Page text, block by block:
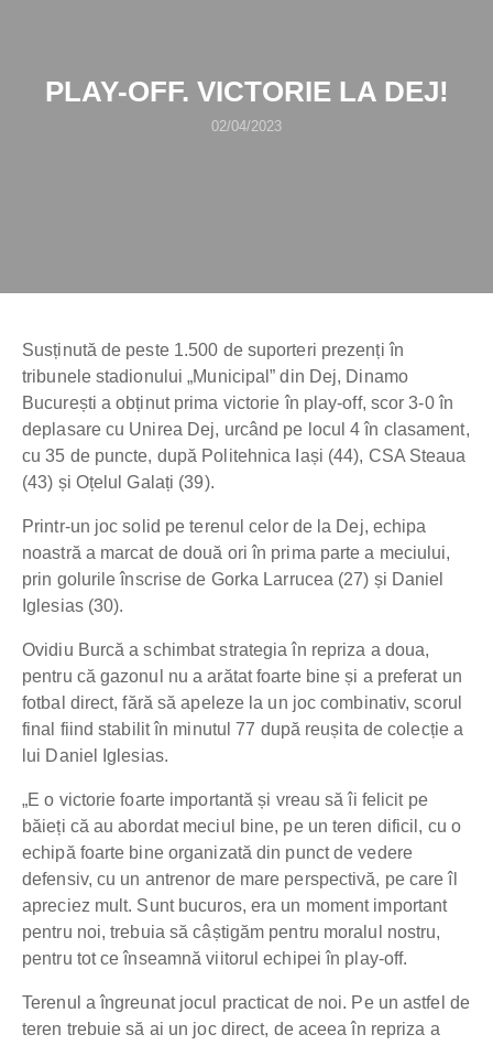
PLAY-OFF. VICTORIE LA DEJ!
02/04/2023
Susținută de peste 1.500 de suporteri prezenți în
tribunele stadionului „Municipal” din Dej, Dinamo
București a obținut prima victorie în play-off, scor 3-0 în
deplasare cu Unirea Dej, urcând pe locul 4 în clasament,
cu 35 de puncte, după Politehnica Iași (44), CSA Steaua
(43) și Oțelul Galați (39).
Printr-un joc solid pe terenul celor de la Dej, echipa
noastră a marcat de două ori în prima parte a meciului,
prin golurile înscrise de Gorka Larrucea (27) și Daniel
Iglesias (30).
Ovidiu Burcă a schimbat strategia în repriza a doua,
pentru că gazonul nu a arătat foarte bine și a preferat un
fotbal direct, fără să apeleze la un joc combinativ, scorul
final fiind stabilit în minutul 77 după reușita de colecție a
lui Daniel Iglesias.
„E o victorie foarte importantă și vreau să îi felicit pe
băieți că au abordat meciul bine, pe un teren dificil, cu o
echipă foarte bine organizată din punct de vedere
defensiv, cu un antrenor de mare perspectivă, pe care îl
apreciez mult. Sunt bucuros, era un moment important
pentru noi, trebuia să câștigăm pentru moralul nostru,
pentru tot ce înseamnă viitorul echipei în play-off.
Terenul a îngreunat jocul practicat de noi. Pe un astfel de
teren trebuie să ai un joc direct, de aceea în repriza a